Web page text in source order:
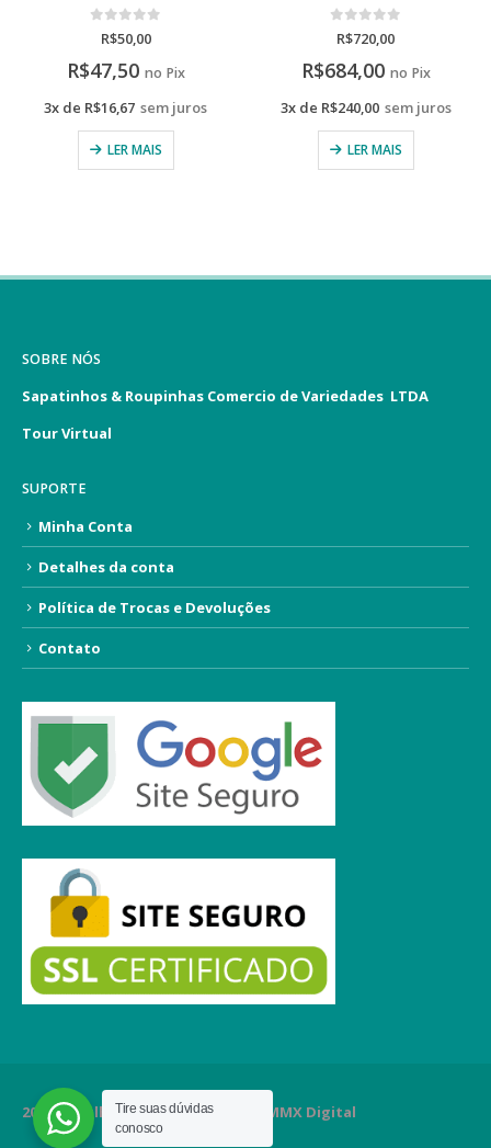
de 5
R$50,00
R$47,50 no Pix
3x de R$16,67 sem juros
LER MAIS
0de 5
R$720,00
R$684,00 no Pix
3x de R$240,00 sem juros
LER MAIS
SOBRE NÓS
Sapatinhos & Roupinhas Comercio de Variedades LTDA
Tour Virtual
SUPORTE
Minha Conta
Detalhes da conta
Política de Trocas e Devoluções
Contato
2020 Orgulhosamente criado por MMX Digital
Tire suas dúvidas
conosco